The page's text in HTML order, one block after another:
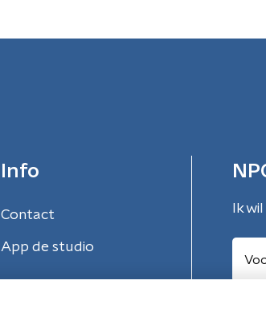
Info
Contact
App de studio
Ik